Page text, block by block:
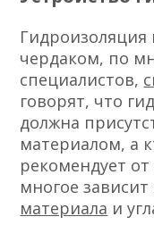
чердаком, по
специалистов,
говорят, что
должна
материалом, а
рекомендует от
многое зависит
материала и